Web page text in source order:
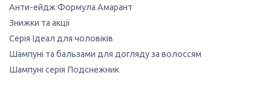
Анти-ейдж Формула Амарант
Знижки та акції
Серія Ідеал для чоловіків
Шампуні та бальзами для догляду за волоссям
Шампуні серія Подснежник